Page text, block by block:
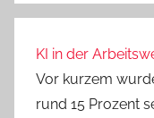
KI in der
Vor kurzem
rund 15 Prozent